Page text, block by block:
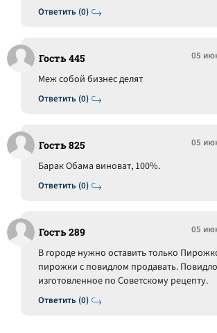
Ответить (0)
Гость 445 05
Ответить (0)
Меж собой бизнес делят
Гость 825 05
Ответить (0)
Барак Обама виноват, 100%.
Гость 289 05
Ответить (0)
В городе нужно оставить только
пирожки с повидлом продавать.
изготовленное по Советскому рецепту.